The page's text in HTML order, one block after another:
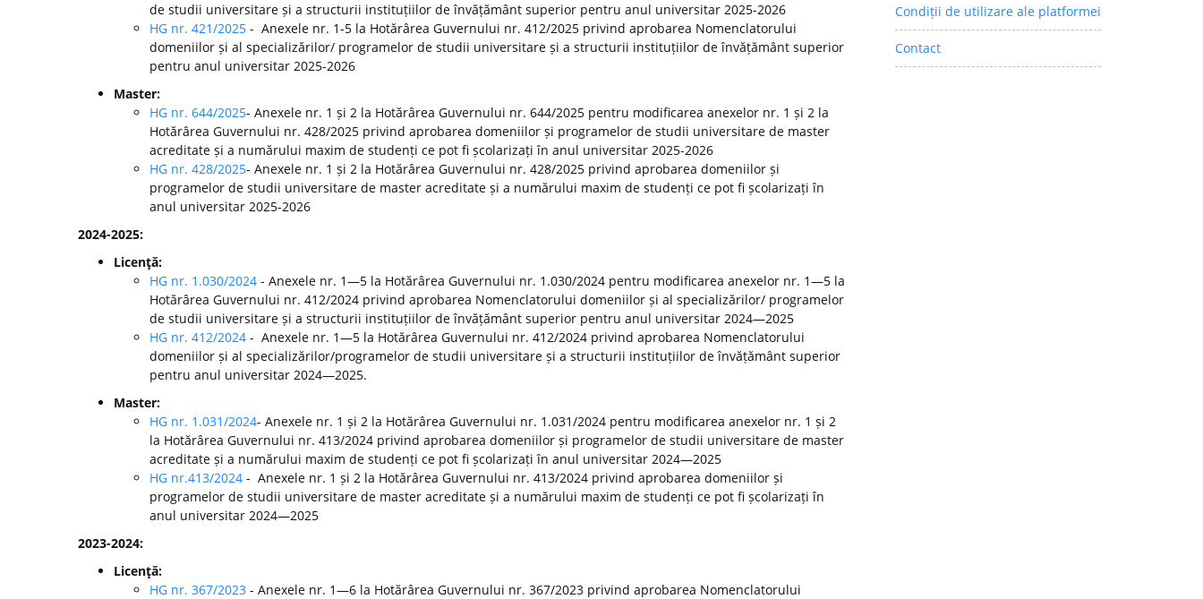
de studii universitare și a structurii instituțiilor de învățământ superior pentru anul universitar 2025-2026
HG nr. 421/2025 - Anexele nr. 1-5 la Hotărârea Guvernului nr. 412/2025 privind aprobarea Nomenclatorului
domeniilor și al specializărilor/ programelor de studii universitare și a structurii instituțiilor de învățământ superior
pentru anul universitar 2025-2026
Master:
HG nr. 644/2025- Anexele nr. 1 și 2 la Hotărârea Guvernului nr. 644/2025 pentru modificarea anexelor nr. 1 și 2 la
Hotărârea Guvernului nr. 428/2025 privind aprobarea domeniilor și programelor de studii universitare de master
acreditate și a numărului maxim de studenți ce pot fi școlarizați în anul universitar 2025-2026
HG nr. 428/2025- Anexele nr. 1 și 2 la Hotărârea Guvernului nr. 428/2025 privind aprobarea domeniilor și
programelor de studii universitare de master acreditate și a numărului maxim de studenți ce pot fi școlarizați în
anul universitar 2025-2026
2024-2025:
Licenţă:
HG nr. 1.030/2024 - Anexele nr. 1—5 la Hotărârea Guvernului nr. 1.030/2024 pentru modificarea anexelor nr. 1—5 la
Hotărârea Guvernului nr. 412/2024 privind aprobarea Nomenclatorului domeniilor și al specializărilor/ programelor
de studii universitare și a structurii instituțiilor de învățământ superior pentru anul universitar 2024—2025
HG nr. 412/2024 - Anexele nr. 1—5 la Hotărârea Guvernului nr. 412/2024 privind aprobarea Nomenclatorului
domeniilor și al specializărilor/programelor de studii universitare și a structurii instituțiilor de învățământ superior
pentru anul universitar 2024—2025.
Master:
HG nr. 1.031/2024- Anexele nr. 1 și 2 la Hotărârea Guvernului nr. 1.031/2024 pentru modificarea anexelor nr. 1 și 2
la Hotărârea Guvernului nr. 413/2024 privind aprobarea domeniilor și programelor de studii universitare de master
acreditate și a numărului maxim de studenți ce pot fi școlarizați în anul universitar 2024—2025
HG nr.413/2024 - Anexele nr. 1 și 2 la Hotărârea Guvernului nr. 413/2024 privind aprobarea domeniilor și
programelor de studii universitare de master acreditate și a numărului maxim de studenți ce pot fi școlarizați în
anul universitar 2024—2025
2023-2024:
Licenţă:
HG nr. 367/2023 - Anexele nr. 1—6 la Hotărârea Guvernului nr. 367/2023 privind aprobarea Nomenclatorului
Condiții de utilizare ale platformei
Contact